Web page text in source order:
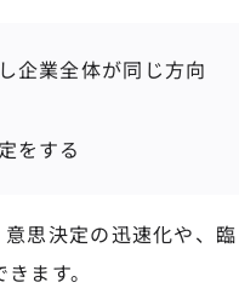
企業全体が同じ方向
をする
思決定の迅速化や、臨
ます。